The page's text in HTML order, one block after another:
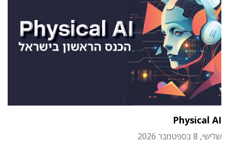
Physical AI
שלישי, 8 בספטמבר 2026